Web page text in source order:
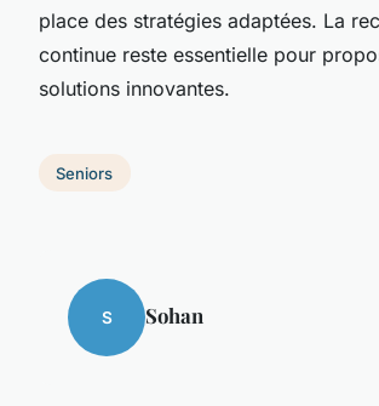
place des stratégies adaptées. La
continue reste essentielle pour
solutions innovantes.
Seniors
S Sohan